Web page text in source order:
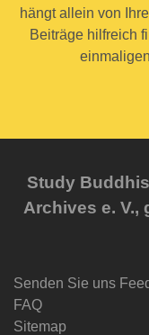
hängt allein von
Beiträge hilfreich
Study
Archives e. V.,
Senden Sie uns
FAQ
Sitemap